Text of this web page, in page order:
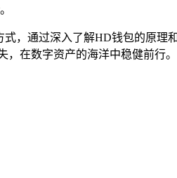
，通过深入了解HD钱包的原
在数字资产的海洋中稳健前行。